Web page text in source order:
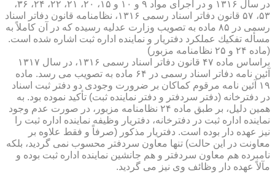
در سال ۱۳۱۶ و در اجرای مواد ۹ و ۱۰ و ۱۵، ۲۰، ۲۱، ۲۲، ۲۴، ۳۶،
۵۳، ۵۷ قانون دفاتر اسناد رسمی ۱۳۱۶، نظامنامه قانون دفاتر اسناد
رسمی در ۸۵ ماده به تصویب وزارت عدلیه رسیده كه در آن كاملاً به
مسأله تفكیك عملكرد دفتریار و نماینده اداره ثبت اشاره شده است.
(ماده ۲۴ و ۲۵ نظامنامه مزبور)
براساس ماده ۴۷ قانون دفاتر اسناد رسمی ۱۳۱۶، در سال ۱۳۱۷
آئین نامه دفاتر اسناد رسمی در ۶۴ ماده به تصویب می رسد. ماده
۱۹ آئین نامه مرقوم كماكان بر ضرورت وجودی دو دفتر ثبت اسناد
در دفترخانه (دفتر سردفتر و دفتر نماینده ثبت) تأكید نموده بود. به
همین دلیل، بر طبق ماده ۲۴ نظامنامه مزبور، در صورت عدم وجود
نماینده اداره ثبت در دفترخانه، دفتریار وظیفه نماینده اداره ثبت را
نیز عهده دار بوده است. دفتریار مذكور (صرفاً و فقط علاوه بر
معاونت در این حالت) تنها معاون سردفتر محسوب نمی گردید، بلكه
نامبرده هم معاون سردفتر و هم جانشین نماینده اداره ثبت بوده و
مآلاً عهده دار وظائف وی نیز می گردید.